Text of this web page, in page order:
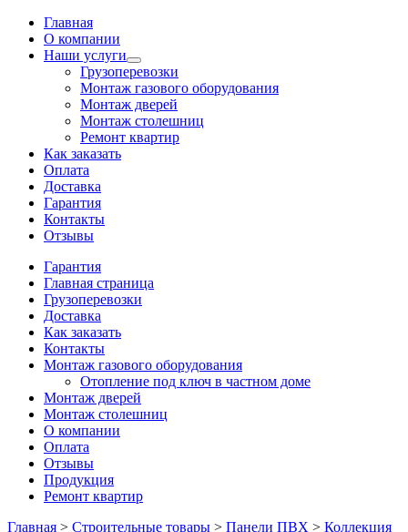
Главная
О компании
Наши услуги
Грузоперевозки
Монтаж газового оборудования
Монтаж дверей
Монтаж столешниц
Ремонт квартир
Как заказать
Оплата
Доставка
Гарантия
Контакты
Отзывы
Гарантия
Главная страница
Грузоперевозки
Доставка
Как заказать
Контакты
Монтаж газового оборудования
Отопление под ключ в частном доме
Монтаж дверей
Монтаж столешниц
О компании
Оплата
Отзывы
Продукция
Ремонт квартир
Главная > Строительные товары > Панели ПВХ > Коллекция